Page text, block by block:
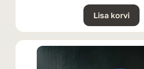
Lisa korvi